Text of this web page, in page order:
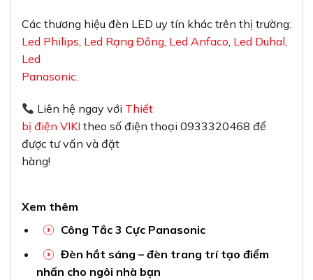
Các thương hiệu đèn LED uy tín khác trên thị trường:
Led Philips, Led Rạng Đông, Led Anfaco, Led Duhal,
Led
Panasonic.
Liên hệ ngay với Thiết
bị điện VIKI theo số điện thoại 0933320468 để
được tư vấn và đặt
hàng!
Xem thêm
Công Tắc 3 Cực Panasonic
Đèn hắt sáng – đèn trang trí tạo điểm
nhấn cho ngôi nhà bạn